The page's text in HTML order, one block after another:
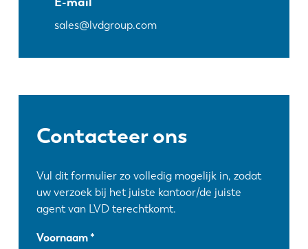
sales@lvdgroup.com
Contacteer ons
Vul dit formulier zo volledig mogelijk in, zodat
uw verzoek bij het juiste kantoor/de juiste
agent van LVD terechtkomt.
Voornaam